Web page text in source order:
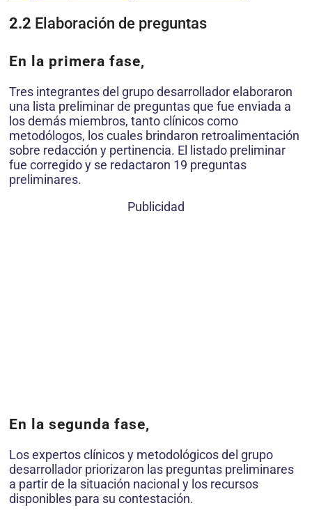
2.2 Elaboración de preguntas
En la primera fase,
Tres integrantes del grupo desarrollador elaboraron
una lista preliminar de preguntas que fue enviada a
los demás miembros, tanto clínicos como
metodólogos, los cuales brindaron retroalimentación
sobre redacción y pertinencia. El listado preliminar
fue corregido y se redactaron 19 preguntas
preliminares.
Publicidad
En la segunda fase,
Los expertos clínicos y metodológicos del grupo
desarrollador priorizaron las preguntas preliminares
a partir de la situación nacional y los recursos
disponibles para su contestación.